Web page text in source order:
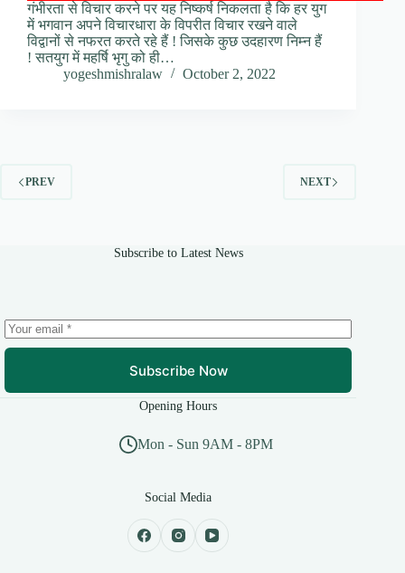
गंभीरता से विचार करने पर यह निष्कर्ष निकलता है कि हर युग
में भगवान अपने विचारधारा के विपरीत विचार रखने वाले
विद्वानों से नफरत करते रहे हैं ! जिसके कुछ उदहारण निम्न हैं
! सतयुग में महर्षि भृगु को ही…
yogeshmishralaw
October 2, 2022
PREV NEXT
Subscribe to Latest News
Subscribe Now
Opening Hours
Mon - Sun 9AM - 8PM
Social Media